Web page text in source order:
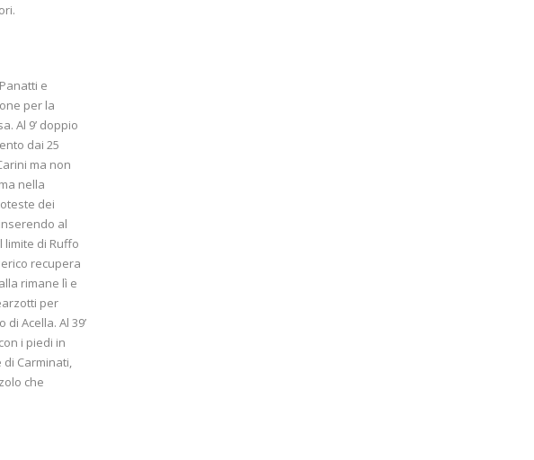
e
per la
Al 9’ doppio
dai 25
ma non
nella
dei
al
limite di Ruffo
recupera
rimane lì e
per
Acella. Al 39’
i piedi in
Carminati,
che